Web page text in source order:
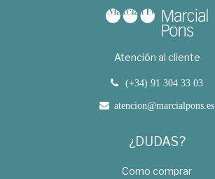
Atención al cliente
(+34) 91 304 33 03
atencion@marcialpons.es
¿DUDAS?
Como comprar